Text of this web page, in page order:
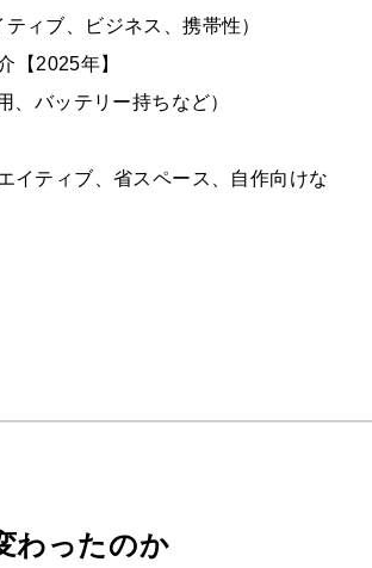
ィブ、ビジネス、携帯性）
【2025年】
、バッテリー持ちなど）
イティブ、省スペース、自作向けな
わったのか